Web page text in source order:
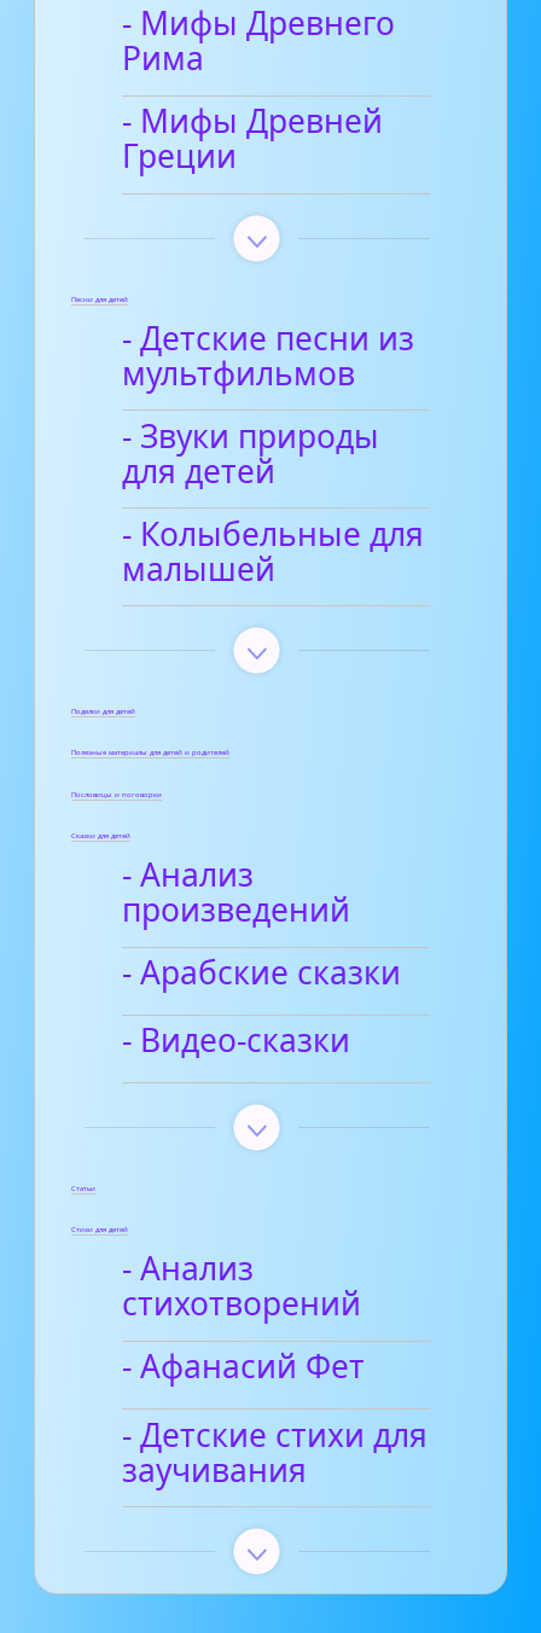
- Мифы Древнего
Рима
- Мифы Древней
Греции
Песни для детей
- Детские песни из
мультфильмов
- Звуки природы
для детей
- Колыбельные для
малышей
Поделки для детей
Полезные материалы для детей и родителей
Пословицы и поговорки
Сказки для детей
- Анализ
произведений
- Арабские сказки
- Видео-сказки
Статьи
Стихи для детей
- Анализ
стихотворений
- Афанасий Фет
- Детские стихи для
заучивания